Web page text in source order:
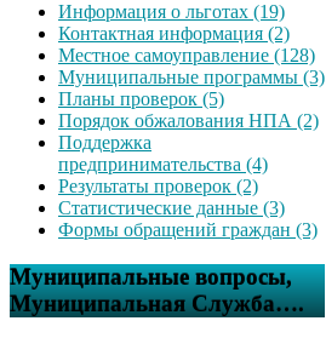
Информация о льготах (19)
Контактная информация (2)
Местное самоуправление (128)
Муниципальные программы (3)
Планы проверок (5)
Порядок обжалования НПА (2)
Поддержка
предпринимательства (4)
Результаты проверок (2)
Статистические данные (3)
Формы обращений граждан (3)
Муниципальные вопросы,
Муниципальная Служба….